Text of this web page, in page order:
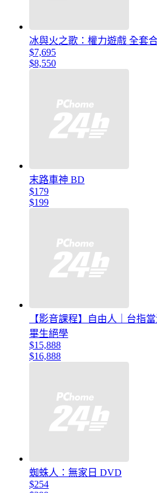
冰與火之歌：權力遊戲 全套
$7,695
$8,550
末路車神 BD
$179
$199
【影音課程】自由人｜台指
畢生絕學
$15,888
$16,888
蜘蛛人：無家日 DVD
$254